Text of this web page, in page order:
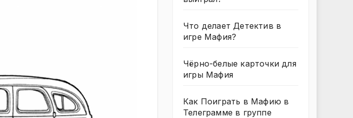
Что делает Детектив в
игре Мафия?
Чёрно-белые карточки для
игры Мафия
Как Поиграть в Мафию в
Телеграмме в группе